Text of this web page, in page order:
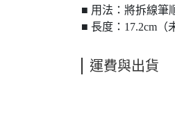
■ 用法：將拆線筆
■ 長度：17.2cm（
運費與出貨